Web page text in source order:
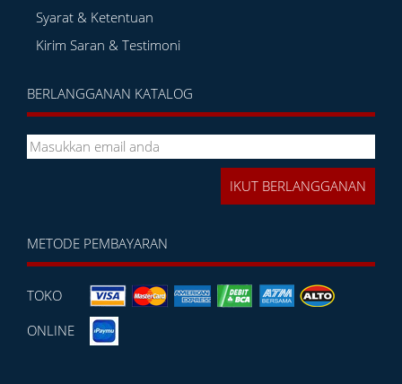
Syarat & Ketentuan
Kirim Saran & Testimoni
BERLANGGANAN KATALOG
METODE PEMBAYARAN
TOKO
ONLINE